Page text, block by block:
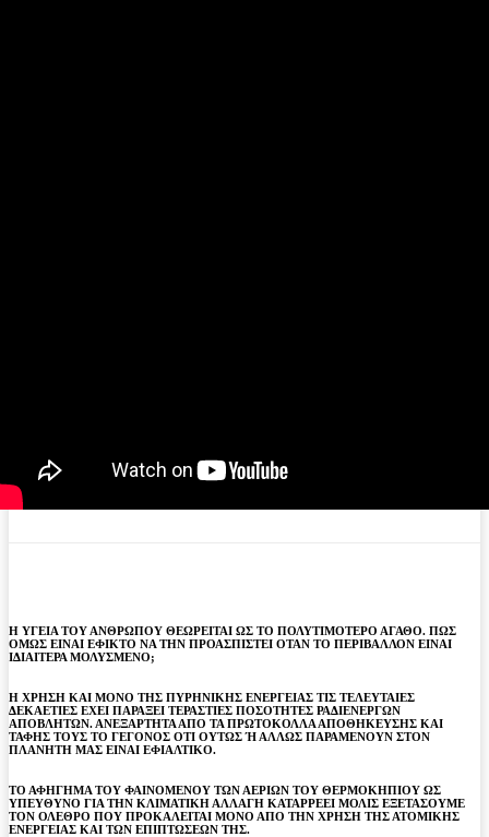
Η ΥΓΕΙΑ ΤΟΥ ΑΝΘΡΩΠΟΥ ΘΕΩΡΕΙΤΑΙ ΩΣ ΤΟ ΠΟΛΥΤΙΜΟΤΕΡΟ ΑΓΑΘΟ. ΠΩΣ
ΟΜΩΣ ΕΙΝΑΙ ΕΦΙΚΤΟ ΝΑ ΤΗΝ ΠΡΟΑΣΠΙΣΤΕΙ ΟΤΑΝ ΤΟ ΠΕΡΙΒΑΛΛΟΝ ΕΙΝΑΙ
ΙΔΙΑΙΤΕΡΑ ΜΟΛΥΣΜΕΝΟ;
Η ΧΡΗΣΗ ΚΑΙ ΜΟΝΟ ΤΗΣ ΠΥΡΗΝΙΚΗΣ ΕΝΕΡΓΕΙΑΣ ΤΙΣ ΤΕΛΕΥΤΑΙΕΣ
ΔΕΚΑΕΤΙΕΣ ΕΧΕΙ ΠΑΡΑΞΕΙ ΤΕΡΑΣΤΙΕΣ ΠΟΣΟΤΗΤΕΣ ΡΑΔΙΕΝΕΡΓΩΝ
ΑΠΟΒΛΗΤΩΝ. ΑΝΕΞΑΡΤΗΤΑ ΑΠΟ ΤΑ ΠΡΩΤΟΚΟΛΛΑ ΑΠΟΘΗΚΕΥΣΗΣ ΚΑΙ
ΤΑΦΗΣ ΤΟΥΣ ΤΟ ΓΕΓΟΝΟΣ ΟΤΙ ΟΥΤΩΣ Ή ΑΛΛΩΣ ΠΑΡΑΜΕΝΟΥΝ ΣΤΟΝ
ΠΛΑΝΗΤΗ ΜΑΣ ΕΙΝΑΙ ΕΦΙΑΛΤΙΚΟ.
ΤΟ ΑΦΗΓΗΜΑ ΤΟΥ ΦΑΙΝΟΜΕΝΟΥ ΤΩΝ ΑΕΡΙΩΝ ΤΟΥ ΘΕΡΜΟΚΗΠΙΟΥ ΩΣ
ΥΠΕΥΘΥΝΟ ΓΙΑ ΤΗΝ ΚΛΙΜΑΤΙΚΗ ΑΛΛΑΓΗ ΚΑΤΑΡΡΕΕΙ ΜΟΛΙΣ ΕΞΕΤΑΣΟΥΜΕ
ΤΟΝ ΟΛΕΘΡΟ ΠΟΥ ΠΡΟΚΑΛΕΙΤΑΙ ΜΟΝΟ ΑΠΟ ΤΗΝ ΧΡΗΣΗ ΤΗΣ ΑΤΟΜΙΚΗΣ
ΕΝΕΡΓΕΙΑΣ ΚΑΙ ΤΩΝ ΕΠΙΠΤΩΣΕΩΝ ΤΗΣ.